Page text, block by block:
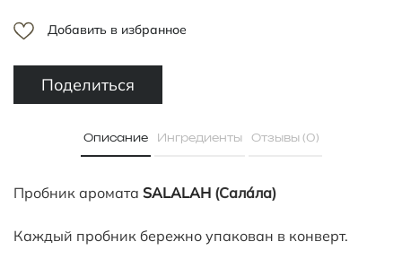
Добавить в избранное
Поделиться
Описание Ингредиенты Отзывы (0)
Пробник аромата SALALAH (Салáла)
Каждый пробник бережно упакован в конверт.